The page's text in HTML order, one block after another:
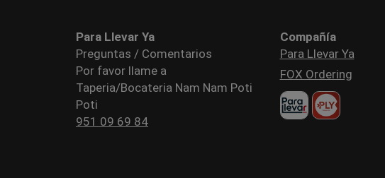
Para Llevar Ya
Preguntas / Comentarios
Por favor llame a
Taperia/Bocateria Nam Nam Poti
Poti
951 09 69 84
Compañía
Para Llevar Ya
FOX Ordering